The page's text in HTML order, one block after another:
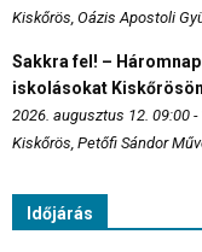
Kiskőrös, Oázis Apostoli
Sakkra fel! –
iskolásokat Kiskőrösön
2026. augusztus 12. 09:00 -
Kiskőrös, Petőfi Sándor
Időjárás